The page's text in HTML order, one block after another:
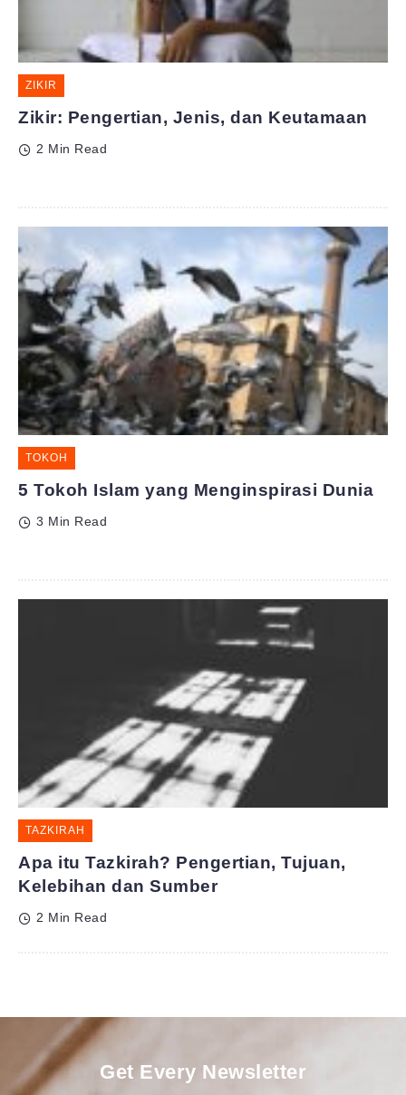
ZIKIR
Zikir: Pengertian, Jenis, dan Keutamaan
2 Min Read
TOKOH
5 Tokoh Islam yang Menginspirasi Dunia
3 Min Read
TAZKIRAH
Apa itu Tazkirah? Pengertian, Tujuan,
Kelebihan dan Sumber
2 Min Read
Get Every Newsletter